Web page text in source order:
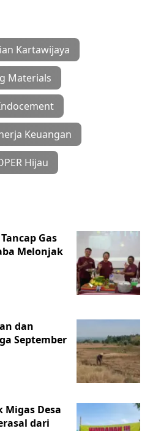
Kartawijaya
Materials
Keuangan
Hijau
Gas
Melonjak
dan
September
Desa
dari